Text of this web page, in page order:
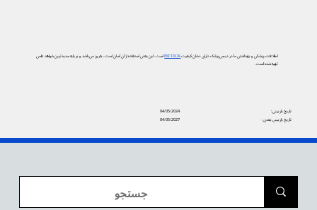
اطلاعات پزشکی و بهداشتی ما در دیجی‌پزشک دارای نشان کیفیتPIF TICKاست. این یعنی استفاده از آن آسان است، به‌روز می‌باشد و بر پایه جدیدترین شواهد علمی
تهیه شده است.
04/05/2024
تاریخ بازبینی:
04/05/2027
تاریخ بازبینی بعدی: